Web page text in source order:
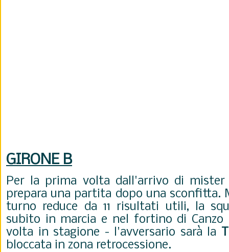
GIRONE B
Per la prima volta dall'arrivo di
prepara una partita dopo una sconfitta.
turno reduce da 11 risultati utili, la
subito in marcia e nel fortino di Canzo
volta in stagione - l'avversario sarà la
bloccata in zona retrocessione.